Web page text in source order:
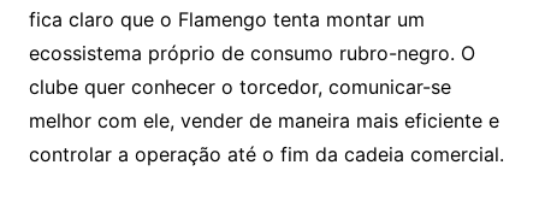
fica claro que o Flamengo tenta montar um
ecossistema próprio de consumo rubro-negro. O
clube quer conhecer o torcedor, comunicar-se
melhor com ele, vender de maneira mais eficiente e
controlar a operação até o fim da cadeia comercial.